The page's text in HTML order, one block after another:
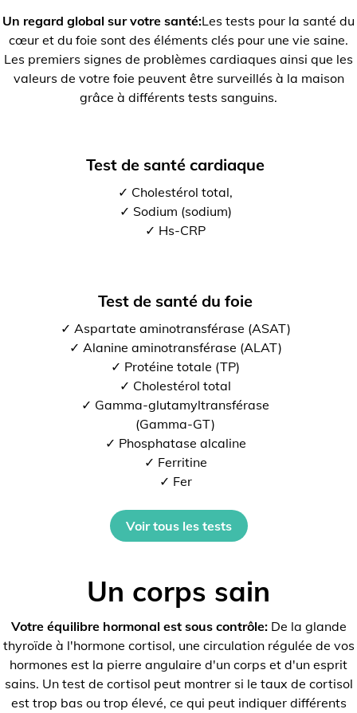
Un regard global sur votre santé:Les tests pour la santé du
cœur et du foie sont des éléments clés pour une vie saine.
Les premiers signes de problèmes cardiaques ainsi que les
valeurs de votre foie peuvent être surveillés à la maison
grâce à différents tests sanguins.
Test de santé cardiaque
✓ Cholestérol total,
✓ Sodium (sodium)
✓ Hs-CRP
Test de santé du foie
✓ Aspartate aminotransférase (ASAT)
✓ Alanine aminotransférase (ALAT)
✓ Protéine totale (TP)
✓ Cholestérol total
✓ Gamma-glutamyltransférase
(Gamma-GT)
✓ Phosphatase alcaline
✓ Ferritine
✓ Fer
Voir tous les tests
Un corps sain
Votre équilibre hormonal est sous contrôle:De la glande
thyroïde à l'hormone cortisol, une circulation régulée de vos
hormones est la pierre angulaire d'un corps et d'un esprit
sains. Un test de cortisol peut montrer si le taux de cortisol
est trop bas ou trop élevé, ce qui peut indiquer différents